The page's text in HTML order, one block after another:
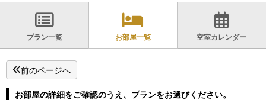
プラン一覧 お部屋一覧 空室カレンダー
前のページへ
お部屋の詳細をご確認のうえ、プランをお選びください。